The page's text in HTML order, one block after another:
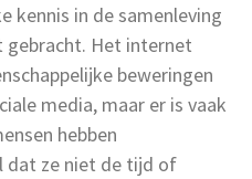
kennis in de samenleving
gebracht. Het internet
beweringen
media, maar er is vaak
hebben
dat ze niet de tijd of